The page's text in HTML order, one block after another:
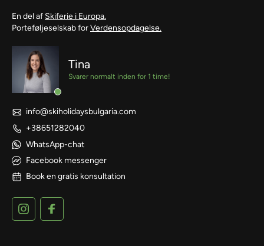
En del af Skiferie i Europa.
Porteføljeselskab forVerdensopdagelse.
Tina
Svarer normalt inden for 1 time!
info@skiholidaysbulgaria.com
+38651282040
WhatsApp-chat
Facebook messenger
Book en gratis konsultation